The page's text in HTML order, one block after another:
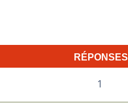
RÉPONSES
1
é